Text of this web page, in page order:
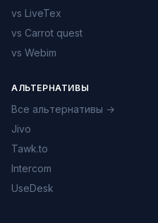
vs LiveTex
vs Carrot quest
vs Webim
АЛЬТЕРНАТИВЫ
Все альтернативы →
Jivo
Tawk.to
Intercom
UseDesk